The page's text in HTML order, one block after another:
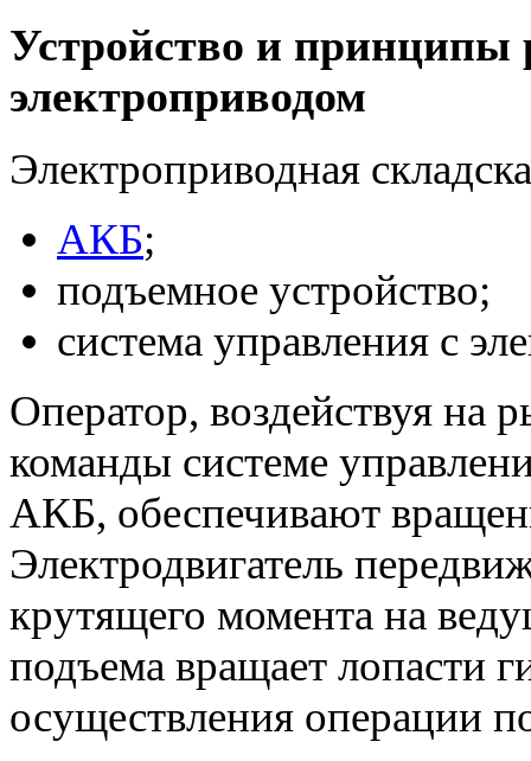
Устройство и принципы
электроприводом
Электроприводная
АКБ;
подъемное устройство;
система управления с
Оператор, воздействуя на
команды системе
АКБ, обеспечивают
Электродвигатель
крутящего момента на
подъема вращает лопасти
осуществления операции